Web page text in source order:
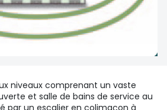
niveaux comprenant un vaste
et salle de bains de service au
par un escalier en colimaçon à